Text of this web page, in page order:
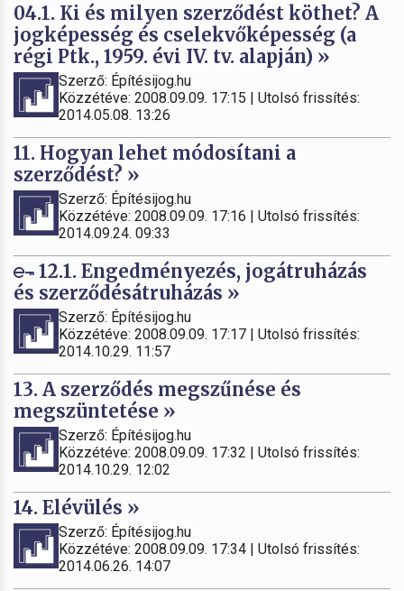
04.1. Ki és milyen szerződést köthet? A
jogképesség és cselekvőképesség (a
régi Ptk., 1959. évi IV. tv. alapján) »
Szerző: Építésijog.hu
Közzétéve: 2008.09.09. 17:15 | Utolsó frissítés:
2014.05.08. 13:26
11. Hogyan lehet módosítani a
szerződést? »
Szerző: Építésijog.hu
Közzétéve: 2008.09.09. 17:16 | Utolsó frissítés:
2014.09.24. 09:33
12.1. Engedményezés, jogátruházás
és szerződésátruházás »
Szerző: Építésijog.hu
Közzétéve: 2008.09.09. 17:17 | Utolsó frissítés:
2014.10.29. 11:57
13. A szerződés megszűnése és
megszüntetése »
Szerző: Építésijog.hu
Közzétéve: 2008.09.09. 17:32 | Utolsó frissítés:
2014.10.29. 12:02
14. Elévülés »
Szerző: Építésijog.hu
Közzétéve: 2008.09.09. 17:34 | Utolsó frissítés:
2014.06.26. 14:07